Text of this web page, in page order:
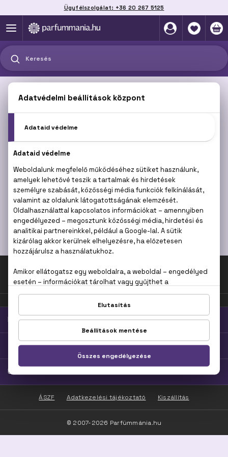
Ügyfélszolgálat: +36 20 267 5125
Keresés
MANDARINA DUCK
Termékajánlataink megtekintéséhez válasszon az
PARFÜMÖK
KOZMETIKUMOK
SMINK
HAJÁPOLÁS
Fel az oldal tetejére!
PARFÜMMÁNIA
TOP KATEGÓRIÁK
ÜGYFÉLSZOLGÁLAT
© 2007-2026 Parfümmánia.hu
ÁSZF Adatkezelési tájékoztató Kiszállítás